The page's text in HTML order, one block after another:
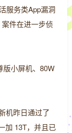
服务类App漏洞
件在进一步侦
版小屏机、80W
机昨日通过了
加 13T，并且已